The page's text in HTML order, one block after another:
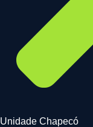
Unidade Chapecó